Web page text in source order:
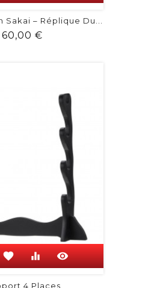
Sakai – Réplique Du...
60,00 €
favorite equalizer visibility
4 Places